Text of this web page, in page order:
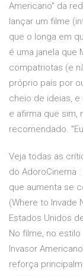
Americano" da
lançar um filme
que o longa em
é uma janela que
compatriotas (e
próprio país por
cheio de ideias,
e afirma que sim,
recomendado.
Veja todas as
do AdoroCinema
que aumenta se
(Where to Invade
Estados Unidos
No filme, no
Invasor
reforça